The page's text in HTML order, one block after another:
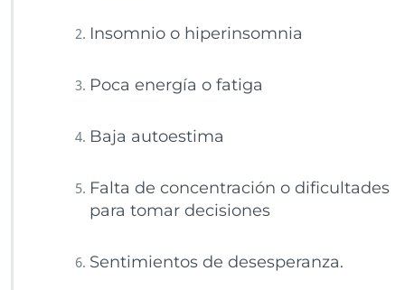
Insomnio o hiperinsomnia
Poca energía o fatiga
Baja autoestima
Falta de concentración o dificultades
para tomar decisiones
Sentimientos de desesperanza.